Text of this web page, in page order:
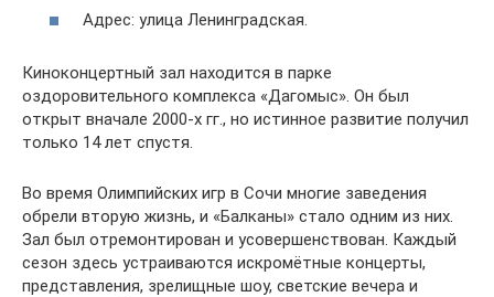
Адрес: улица Ленинградская.
Киноконцертный зал находится в парке
оздоровительного комплекса «Дагомыс». Он был
открыт вначале 2000-х гг., но истинное развитие получил
только 14 лет спустя.
Во время Олимпийских игр в Сочи многие заведения
обрели вторую жизнь, и «Балканы» стало одним из них.
Зал был отремонтирован и усовершенствован. Каждый
сезон здесь устраиваются искромётные концерты,
представления, зрелищные шоу, светские вечера и